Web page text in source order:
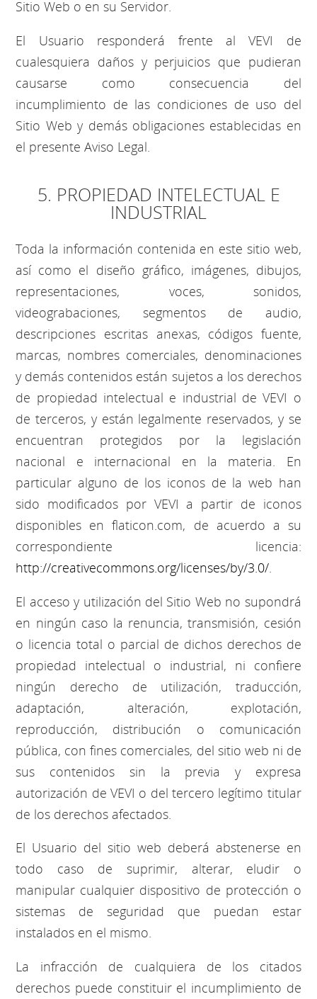
Sitio Web o en su Servidor.
El Usuario responderá frente al VEVI de
cualesquiera daños y perjuicios que pudieran
causarse como consecuencia del
incumplimiento de las condiciones de uso del
Sitio Web y demás obligaciones establecidas en
el presente Aviso Legal.
5. PROPIEDAD INTELECTUAL E
INDUSTRIAL
Toda la información contenida en este sitio web,
así como el diseño gráfico, imágenes, dibujos,
representaciones, voces, sonidos,
videograbaciones, segmentos de audio,
descripciones escritas anexas, códigos fuente,
marcas, nombres comerciales, denominaciones
y demás contenidos están sujetos a los derechos
de propiedad intelectual e industrial de VEVI o
de terceros, y están legalmente reservados, y se
encuentran protegidos por la legislación
nacional e internacional en la materia. En
particular alguno de los iconos de la web han
sido modificados por VEVI a partir de iconos
disponibles en flaticon.com, de acuerdo a su
correspondiente licencia:
http://creativecommons.org/licenses/by/3.0/.
El acceso y utilización del Sitio Web no supondrá
en ningún caso la renuncia, transmisión, cesión
o licencia total o parcial de dichos derechos de
propiedad intelectual o industrial, ni confiere
ningún derecho de utilización, traducción,
adaptación, alteración, explotación,
reproducción, distribución o comunicación
pública, con fines comerciales, del sitio web ni de
sus contenidos sin la previa y expresa
autorización de VEVI o del tercero legítimo titular
de los derechos afectados.
El Usuario del sitio web deberá abstenerse en
todo caso de suprimir, alterar, eludir o
manipular cualquier dispositivo de protección o
sistemas de seguridad que puedan estar
instalados en el mismo.
La infracción de cualquiera de los citados
derechos puede constituir el incumplimiento de